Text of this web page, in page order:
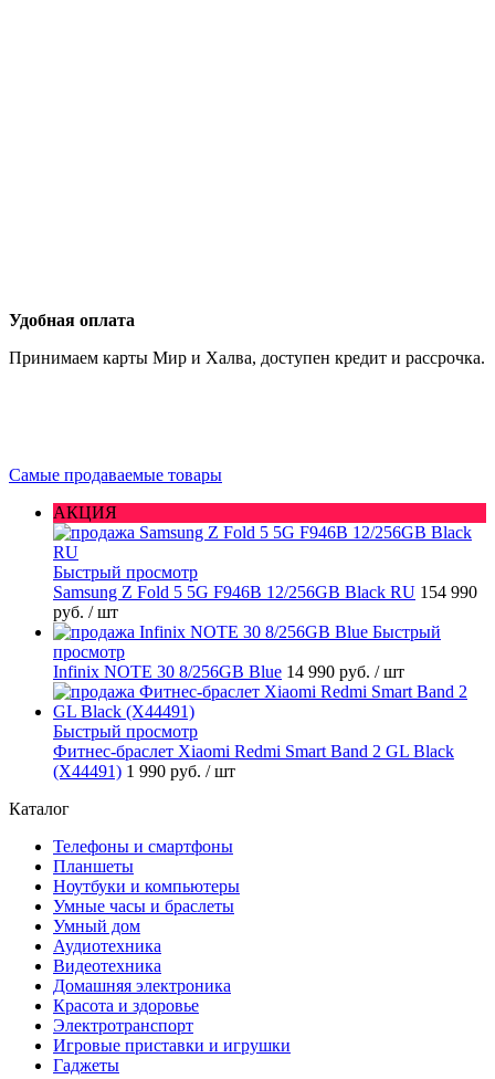
Удобная оплата
Принимаем карты Мир и Халва, доступен кредит и рассрочка.
Самые продаваемые товары
АКЦИЯ
Быстрый просмотр
Samsung Z Fold 5 5G F946B 12/256GB Black RU 154 990
руб. / шт
Быстрый
просмотр
Infinix NOTE 30 8/256GB Blue 14 990 руб. / шт
Быстрый просмотр
Фитнес-браслет Xiaomi Redmi Smart Band 2 GL Black
(X44491) 1 990 руб. / шт
Каталог
Телефоны и смартфоны
Планшеты
Ноутбуки и компьютеры
Умные часы и браслеты
Умный дом
Аудиотехника
Видеотехника
Домашняя электроника
Красота и здоровье
Электротранспорт
Игровые приставки и игрушки
Гаджеты